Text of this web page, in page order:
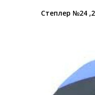
Степлер №24